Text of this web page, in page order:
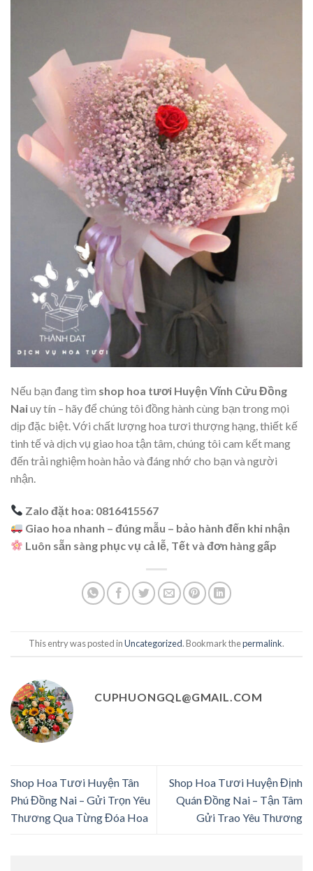
Nếu bạn đang tìm shop hoa tươi Huyện Vĩnh Cửu Đồng
Naiuy tín – hãy để chúng tôi đồng hành cùng bạn trong mọi
dịp đặc biệt. Với chất lượng hoa tươi thượng hạng, thiết kế
tinh tế và dịch vụ giao hoa tận tâm, chúng tôi cam kết mang
đến trải nghiệm hoàn hảo và đáng nhớ cho bạn và người
nhận.
Zalo đặt hoa: 0816415567
Giao hoa nhanh – đúng mẫu – bảo hành đến khi nhận
Luôn sẵn sàng phục vụ cả lễ, Tết và đơn hàng gấp
This entry was posted inUncategorized. Bookmark thepermalink.
CUPHUONGQL@GMAIL.COM
Shop Hoa Tươi Huyện Tân
Phú Đồng Nai – Gửi Trọn Yêu
Thương Qua Từng Đóa Hoa
Shop Hoa Tươi Huyện Định
Quán Đồng Nai – Tận Tâm
Gửi Trao Yêu Thương